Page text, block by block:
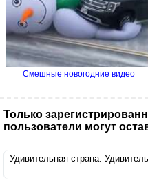
Смешные новогодние видео
Только
пользователи могут
Удивительная страна.